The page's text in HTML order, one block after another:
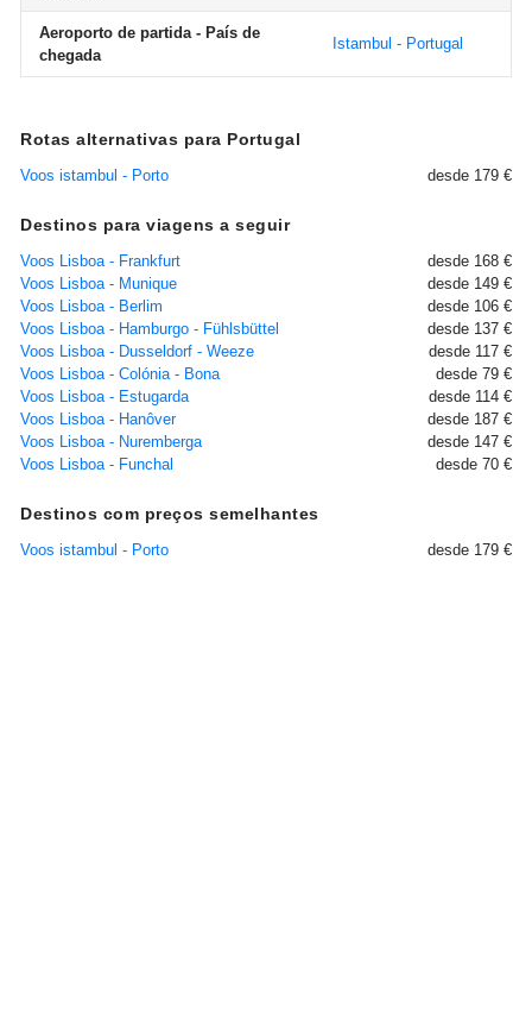
Aeroporto de partida - País de
chegada
Istambul - Portugal
Rotas alternativas para Portugal
Voos istambul - Porto desde 179 €
Destinos para viagens a seguir
Voos Lisboa - Frankfurt
desde 168 €
Voos Lisboa - Munique
desde 149 €
Voos Lisboa - Berlim
desde 106 €
Voos Lisboa - Hamburgo - Fühlsbüttel
desde 137 €
Voos Lisboa - Dusseldorf - Weeze
desde 117 €
Voos Lisboa - Colónia - Bona
desde 79 €
Voos Lisboa - Estugarda
desde 114 €
Voos Lisboa - Hanôver
desde 187 €
Voos Lisboa - Nuremberga
desde 147 €
Voos Lisboa - Funchal
desde 70 €
Destinos com preços semelhantes
Voos istambul - Porto desde 179 €